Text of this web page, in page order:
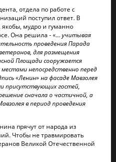
отдела по работе с
поступил ответ. В
якобы, мудро и гуманно
Она решила -«… учитывая
проведения Парада
для размещения
Площади сооружается
непосредственно перед
«Ленин» на фасаде Мавзолея
присутствующих гостей,
сначала о частичной, а
в период проведения
прячут от народа из
Чтобы не травмировать
Великой Отечественной